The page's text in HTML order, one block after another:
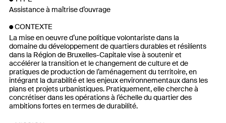
Assistance à maîtrise d’ouvrage
CONTEXTE
La mise en oeuvre d’une politique volontariste dans la
domaine du développement de quartiers durables et résilients
dans la Région de Bruxelles-Capitale vise à soutenir et
accélérer la transition et le changement de culture et de
pratiques de production de l’aménagement du territoire, en
intégrant la durabilité et les enjeux environnementaux dans les
plans et projets urbanistiques. Pratiquement, elle cherche à
concrétiser dans les opérations à l’échelle du quartier des
ambitions fortes en termes de durabilité.